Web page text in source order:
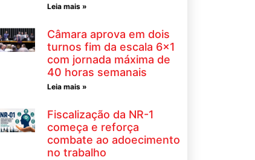
Leia mais »
Câmara aprova em dois
turnos fim da escala 6×1
com jornada máxima de
40 horas semanais
Leia mais »
Fiscalização da NR-1
começa e reforça
combate ao adoecimento
no trabalho